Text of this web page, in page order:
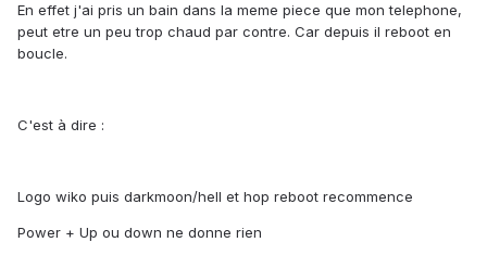
En effet j'ai pris un bain dans la meme piece que mon telephone,
peut etre un peu trop chaud par contre. Car depuis il reboot en
boucle.
C'est à dire :
Logo wiko puis darkmoon/hell et hop reboot recommence
Power + Up ou down ne donne rien